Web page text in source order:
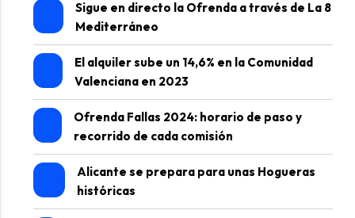
Sigue en directo la Ofrenda a través de La 8
Mediterráneo
El alquiler sube un 14,6% en la Comunidad
Valenciana en 2023
Ofrenda Fallas 2024: horario de paso y
recorrido de cada comisión
Alicante se prepara para unas Hogueras
históricas